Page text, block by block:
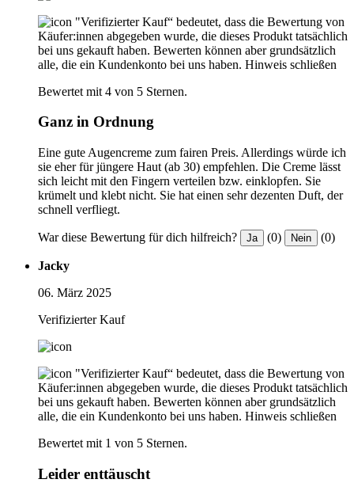
"Verifizierter Kauf“ bedeutet, dass die Bewertung von
Käufer:innen abgegeben wurde, die dieses Produkt tatsächlich
bei uns gekauft haben. Bewerten können aber grundsätzlich
alle, die ein Kundenkonto bei uns haben. Hinweis schließen
Bewertet mit 4 von 5 Sternen.
Ganz in Ordnung
Eine gute Augencreme zum fairen Preis. Allerdings würde ich
sie eher für jüngere Haut (ab 30) empfehlen. Die Creme lässt
sich leicht mit den Fingern verteilen bzw. einklopfen. Sie
krümelt und klebt nicht. Sie hat einen sehr dezenten Duft, der
schnell verfliegt.
War diese Bewertung für dich hilfreich? Ja (0) Nein (0)
Jacky
06. März 2025
Verifizierter Kauf
"Verifizierter Kauf“ bedeutet, dass die Bewertung von
Käufer:innen abgegeben wurde, die dieses Produkt tatsächlich
bei uns gekauft haben. Bewerten können aber grundsätzlich
alle, die ein Kundenkonto bei uns haben. Hinweis schließen
Bewertet mit 1 von 5 Sternen.
Leider enttäuscht